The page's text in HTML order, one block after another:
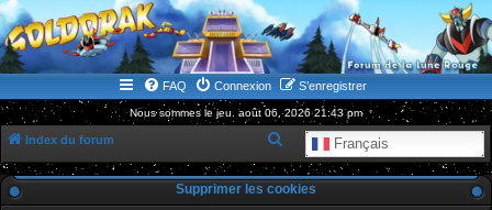
WWW.GOLDORAKGO.COM
le site de la Lune Rouge
FAQ Connexion S’enregistrer
Nous sommes le jeu. août 06, 2026 21:43 pm
Index du forum Français
e
c
Supprimer les cookies